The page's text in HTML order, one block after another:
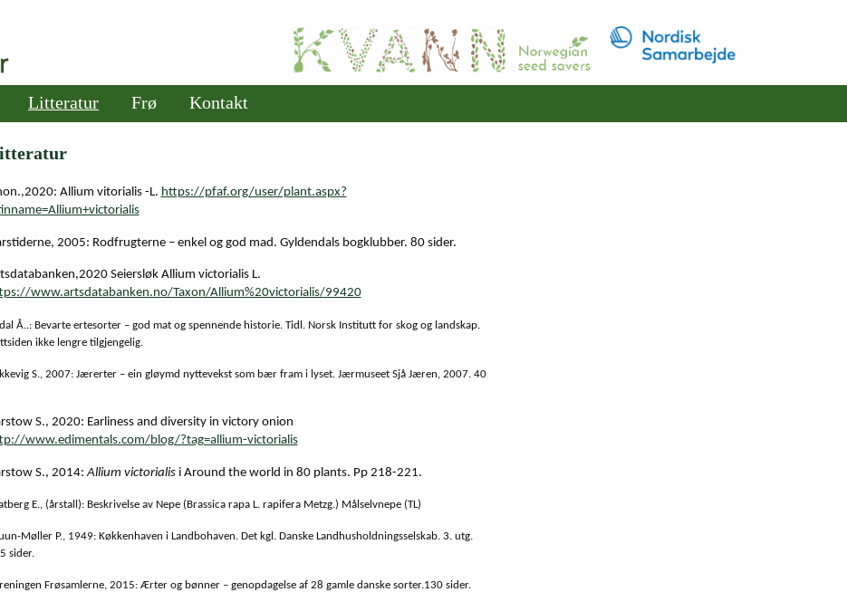
Litteratur Frø Kontakt
Allium vitorialis -L. https://pfaf.org/user/plant.aspx?
2005: Rodfrugterne – enkel og god mad. Gyldendals bogklubber. 80 sider.
Seiersløk Allium victorialis L.
www.artsdatabanken.no/Taxon/Allium%20victorialis/99420
Å..: Bevarte ertesorter – god mat og spennende historie. Tidl. Norsk Institutt for skog og landskap.
ikke lengre tilgjengelig.
S., 2007: Jærerter – ein gløymd nyttevekst som bær fram i lyset. Jærmuseet Sjå Jæren, 2007. 40
S., 2020: Earliness and diversity in victory onion
www.edimentals.com/blog/?tag=allium-victorialis
S., 2014:Allium victorialis i Around the world in 80 plants. Pp 218-221.
E., (årstall): Beskrivelse av Nepe (Brassica rapa L. rapifera Metzg.) Målselvnepe (TL)
Møller P., 1949: Køkkenhaven i Landbohaven. Det kgl. Danske Landhusholdningsselskab. 3. utg.
sider.
Frøsamlerne, 2015: Ærter og bønner – genopdagelse af 28 gamle danske sorter.130 sider.